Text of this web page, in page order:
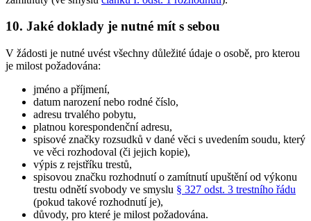
10. Jaké doklady je nutné mít s sebou
V žádosti je nutné uvést všechny důležité údaje o osobě, pro kterou
je milost požadována:
jméno a příjmení,
datum narození nebo rodné číslo,
adresu trvalého pobytu,
platnou korespondenční adresu,
spisové značky rozsudků v dané věci s uvedením soudu, který
ve věci rozhodoval (či jejich kopie),
výpis z rejstříku trestů,
spisovou značku rozhodnutí o zamítnutí upuštění od výkonu
trestu odnětí svobody ve smyslu § 327 odst. 3 trestního řádu
(pokud takové rozhodnutí je),
důvody, pro které je milost požadována.